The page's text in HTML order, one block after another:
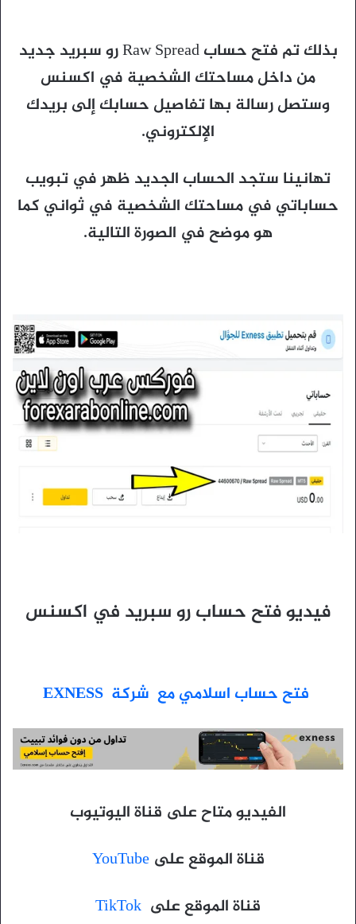
بذلك تم فتح حساب Raw Spread رو سبريد جديد
من داخل مساحتك الشخصية في اكسنس
وستصل رسالة بها تفاصيل حسابك إلى بريدك
الإلكتروني.
تهانينا ستجد الحساب الجديد ظهر في تبويب
حساباتي في مساحتك الشخصية في ثواني كما
هو موضح في الصورة التالية.
فيديو فتح حساب رو سبريد في اكسنس
فتح حساب اسلامي مع شركة EXNESS
الفيديو متاح على قناة اليوتيوب
قناة الموقع علىYouTube
قناة الموقع على TikTok